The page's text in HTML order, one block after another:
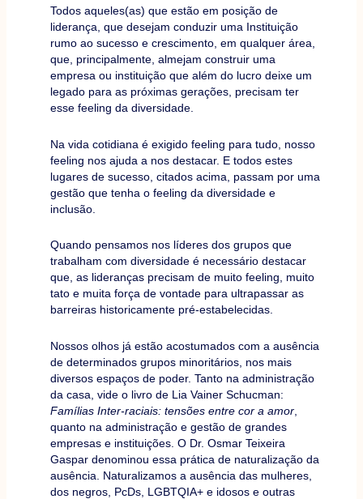
Todos aqueles(as) que estão em posição de
liderança, que desejam conduzir uma Instituição
rumo ao sucesso e crescimento, em qualquer área,
que, principalmente, almejam construir uma
empresa ou instituição que além do lucro deixe um
legado para as próximas gerações, precisam ter
esse feeling da diversidade.
Na vida cotidiana é exigido feeling para tudo, nosso
feeling nos ajuda a nos destacar. E todos estes
lugares de sucesso, citados acima, passam por uma
gestão que tenha o feeling da diversidade e
inclusão.
Quando pensamos nos líderes dos grupos que
trabalham com diversidade é necessário destacar
que, as lideranças precisam de muito feeling, muito
tato e muita força de vontade para ultrapassar as
barreiras historicamente pré-estabelecidas.
Nossos olhos já estão acostumados com a ausência
de determinados grupos minoritários, nos mais
diversos espaços de poder. Tanto na administração
da casa, vide o livro de Lia Vainer Schucman:
Famílias Inter-raciais: tensões entre cor a amor,
quanto na administração e gestão de grandes
empresas e instituições. O Dr. Osmar Teixeira
Gaspar denominou essa prática de naturalização da
ausência. Naturalizamos a ausência das mulheres,
dos negros, PcDs, LGBTQIA+ e idosos e outras